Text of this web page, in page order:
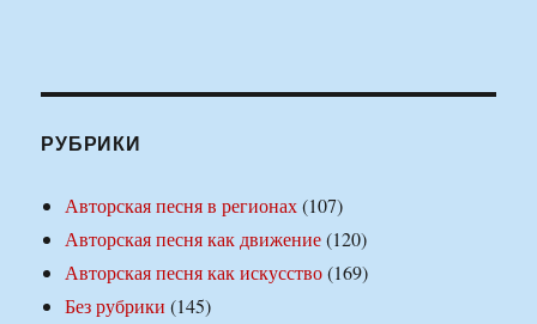
РУБРИКИ
Авторская песня в регионах(107)
Авторская песня как движение(120)
Авторская песня как искусство(169)
Без рубрики (145)